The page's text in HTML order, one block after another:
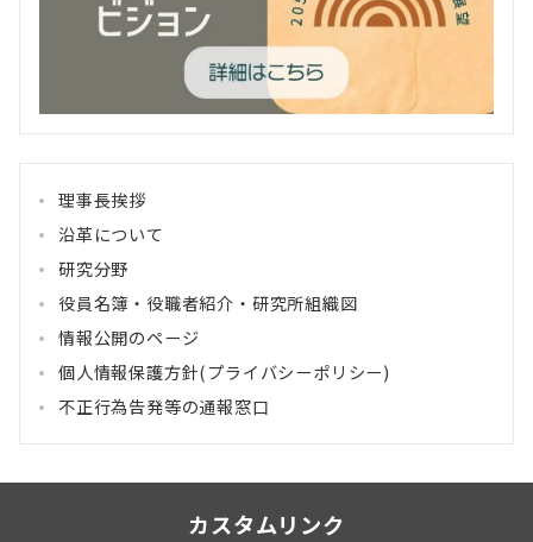
理事長挨拶
沿革について
研究分野
役員名簿・役職者紹介・研究所組織図
情報公開のページ
個人情報保護方針(プライバシーポリシー)
不正行為告発等の通報窓口
カスタムリンク